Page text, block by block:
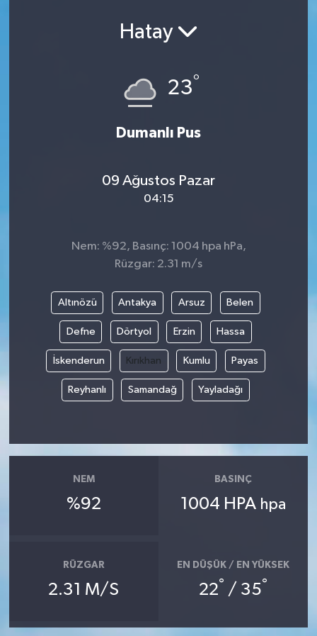
Hatay
23°
Dumanlı Pus
09 Ağustos Pazar
04:15
Nem: %92, Basınç: 1004 hpa hPa,
Rüzgar: 2.31 m/s
Altınözü Antakya Arsuz Belen
Defne Dörtyol Erzin Hassa
İskenderun Kırıkhan Kumlu Payas
Reyhanlı Samandağ Yayladağı
NEM
%92
BASINÇ
1004 HPA hpa
RÜZGAR
2.31 M/S
EN DÜŞÜK / EN YÜKSEK
22° / 35°